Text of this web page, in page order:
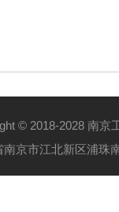
© 2018-2028 南京
京市江北新区浦珠